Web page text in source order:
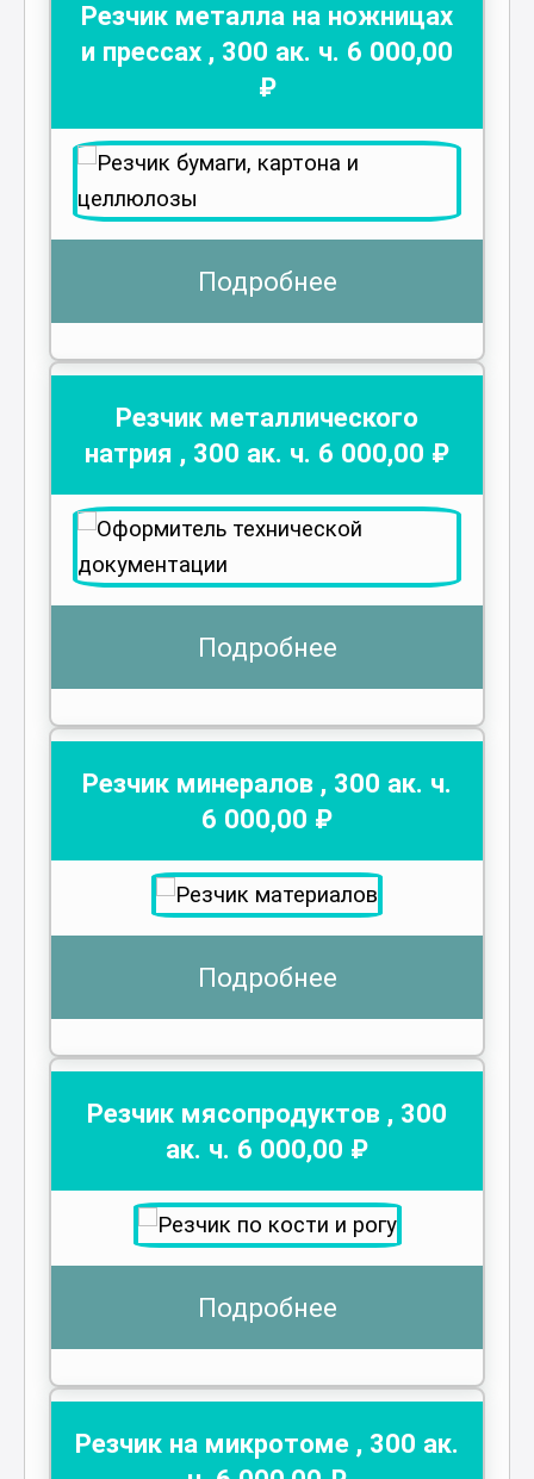
Резчик металла на ножницах
и прессах , 300 ак. ч. 6 000,00
₽
Подробнее
Резчик металлического
натрия , 300 ак. ч. 6 000,00 ₽
Подробнее
Резчик минералов , 300 ак. ч.
6 000,00 ₽
Подробнее
Резчик мясопродуктов , 300
ак. ч. 6 000,00 ₽
Подробнее
Резчик на микротоме , 300 ак.